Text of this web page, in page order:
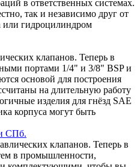
в ответственных системах.
так и независимо друг от
или гидроцилиндром
клапанов. Теперь в
портами 1/4" и 3/8" BSP и
основой для построения
на длительную работу
изделия для гнёзд SAE
корпуса могут быть
СПб.
клапанов. Теперь в
в промышленности,